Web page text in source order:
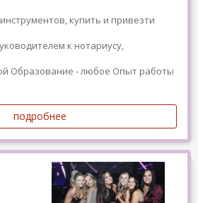
купить и привезти
к нотариусу,
Образование - любое Опыт работы
подробнее